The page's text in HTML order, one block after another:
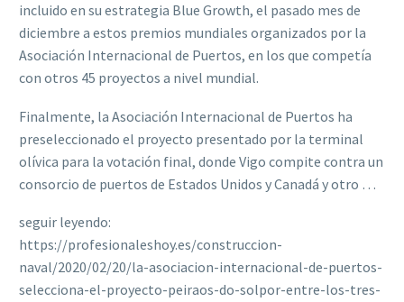
incluido en su estrategia Blue Growth, el pasado mes de
diciembre a estos premios mundiales organizados por la
Asociación Internacional de Puertos, en los que competía
con otros 45 proyectos a nivel mundial.
Finalmente, la Asociación Internacional de Puertos ha
preseleccionado el proyecto presentado por la terminal
olívica para la votación final, donde Vigo compite contra un
consorcio de puertos de Estados Unidos y Canadá y otro …
seguir leyendo:
https://profesionaleshoy.es/construccion-
naval/2020/02/20/la-asociacion-internacional-de-puertos-
selecciona-el-proyecto-peiraos-do-solpor-entre-los-tres-